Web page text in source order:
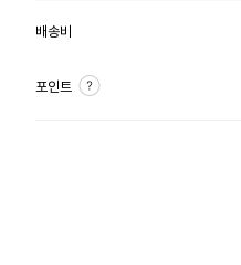
배송비
포인트